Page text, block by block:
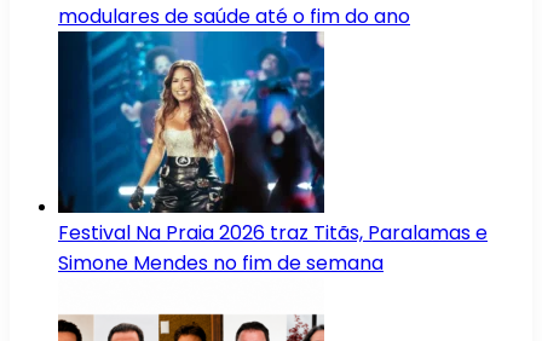
modulares de saúde até o fim do ano
Festival Na Praia 2026 traz Titãs, Paralamas e
Simone Mendes no fim de semana